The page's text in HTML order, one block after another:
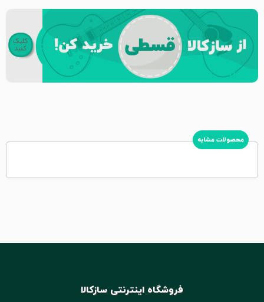
محصولات مشابه
فروشگاه اینترنتی سازکالا